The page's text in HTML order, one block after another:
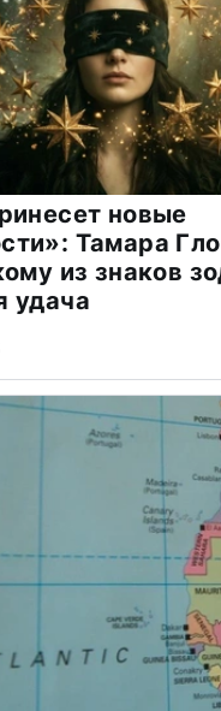
новые
Тамара
из знаков
удача